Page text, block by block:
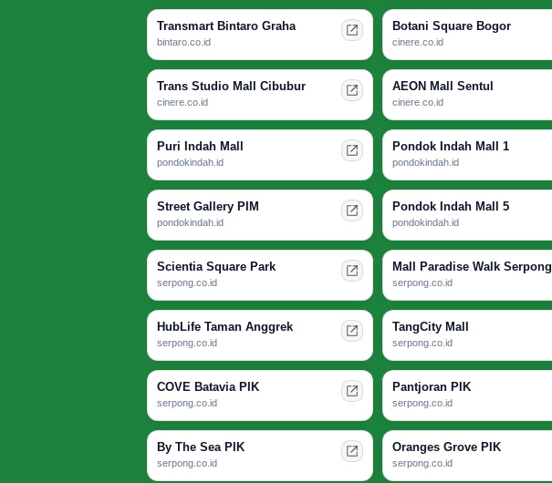
Transmart Bintaro Graha
bintaro.co.id
Botani Square Bogor
cinere.co.id
Trans Studio Mall Cibubur
cinere.co.id
AEON Mall Sentul
cinere.co.id
Puri Indah Mall
pondokindah.id
Pondok Indah Mall 1
pondokindah.id
Street Gallery PIM
pondokindah.id
Pondok Indah Mall 5
pondokindah.id
Scientia Square Park
serpong.co.id
Mall Paradise Walk Serpong
serpong.co.id
HubLife Taman Anggrek
serpong.co.id
TangCity Mall
serpong.co.id
COVE Batavia PIK
serpong.co.id
Pantjoran PIK
serpong.co.id
By The Sea PIK
serpong.co.id
Oranges Grove PIK
serpong.co.id